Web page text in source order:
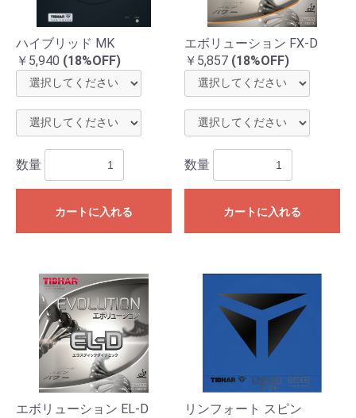
ハイブリッド MK
￥5,940 (18%OFF)
数量
カートに入れる
エボリューション FX-D
￥5,857 (18%OFF)
数量
カートに入れる
エボリューション EL-D
リンフォート スピン
お買い物を続ける カートへ進む